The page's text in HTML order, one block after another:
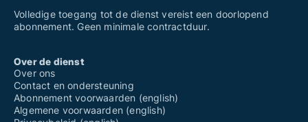
Volledige toegang tot de dienst vereist een doorlopend
abonnement. Geen minimale contractduur.
Over de dienst
Over ons
Contact en ondersteuning
Abonnement voorwaarden (english)
Algemene voorwaarden (english)